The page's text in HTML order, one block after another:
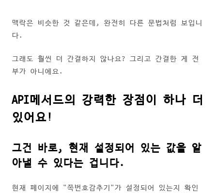
맥락은 비슷한 것 같은데, 완전히 다른 문법처럼 보입니
다.
그래도 훨씬 더 간결하지 않나요? 그리고 간결한 게 전
부가 아니에요.
API메서드의 강력한 장점이 하나 더
있어요!
그건 바로, 현재 설정되어 있는 값을 알
아낼 수 있다는 겁니다.
현재 페이지에 "쪽번호감추기"가 설정되어 있는지 확인